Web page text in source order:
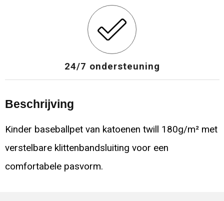
24/7 ondersteuning
Beschrijving
Kinder baseballpet van katoenen twill 180g/m² met
verstelbare klittenbandsluiting voor een
comfortabele pasvorm.